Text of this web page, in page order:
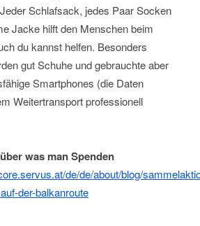
Schlafsack, jedes Paar Socken
Jacke hilft den Menschen beim
du kannst helfen. Besonders
gut Schuhe und gebrauchte aber
Smartphones (die Daten
Weitertransport professionell
was man Spenden
de/de/about/blog/
der-balkanroute